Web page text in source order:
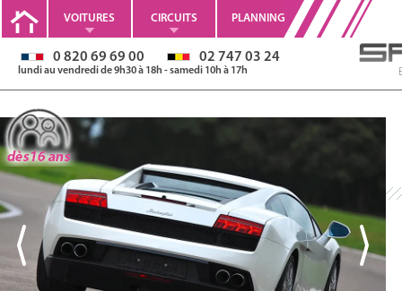
VOITURES CIRCUITS PLANNING
0 820 69 69 00 02 747 03 24
lundi au vendredi de 9h30 à 18h - samedi 10h à 17h